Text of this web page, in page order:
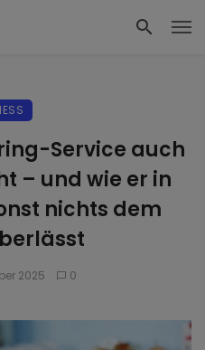
Service auch
– und wie er in
nichts dem
2025 0